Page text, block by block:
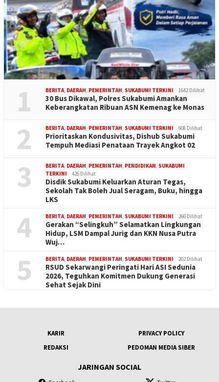
1 BERITA, DAERAH, PEMERINTAH, SUKABUMI TERKINI 1642 Dilihat
30 Bus Dikawal, Polres Sukabumi Amankan
Keberangkatan Ribuan ASN Kemenag ke Monas
2 BERITA, DAERAH, PEMERINTAH, SUKABUMI TERKINI 608 Dilihat
Prioritaskan Kondusivitas, Dishub Sukabumi
Tempuh Mediasi Penataan Trayek Angkot 02
3 BERITA, DAERAH, PEMERINTAH, PENDIDIKAN, SUKABUMI
TERKINI
426 Dilihat
Disdik Sukabumi Keluarkan Aturan Tegas,
Sekolah Tak Boleh Jual Seragam, Buku, hingga
LKS
4 BERITA, DAERAH, PEMERINTAH, SUKABUMI TERKINI 266 Dilihat
Gerakan “Selingkuh” Selamatkan Lingkungan
Hidup, LSM Dampal Jurig dan KKN Nusa Putra
Wuj…
5 BERITA, DAERAH, PEMERINTAH, SUKABUMI TERKINI 202 Dilihat
RSUD Sekarwangi Peringati Hari ASI Sedunia
2026, Teguhkan Komitmen Dukung Generasi
Sehat Sejak Dini
KARIR
PRIVACY POLICY
REDAKSI
PEDOMAN MEDIA SIBER
JARINGAN SOCIAL